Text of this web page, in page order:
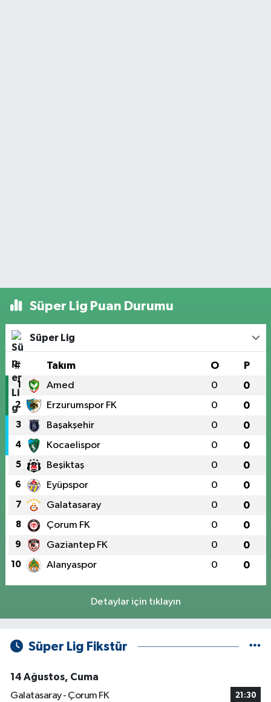
Süper Lig Puan Durumu
Süper Lig
# Takım O P
1 Amed 0 0
2 Erzurumspor FK 0 0
3 Başakşehir 0 0
4 Kocaelispor 0 0
5 Beşiktaş 0 0
6 Eyüpspor 0 0
7 Galatasaray 0 0
8 Çorum FK 0 0
9 Gaziantep FK 0 0
10 Alanyaspor 0 0
Detaylar için tıklayın
Süper Lig Fikstür
14 Ağustos, Cuma
Galatasaray - Çorum FK
21:30